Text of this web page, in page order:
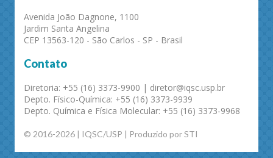
Avenida João Dagnone, 1100
Jardim Santa Angelina
CEP 13563-120 - São Carlos - SP - Brasil
Contato
Diretoria: +55 (16) 3373-9900 | diretor@iqsc.usp.br
Depto. Físico-Química: +55 (16) 3373-9939
Depto. Química e Física Molecular: +55 (16) 3373-9968
© 2016-2026 | IQSC/USP | Produzido por STI